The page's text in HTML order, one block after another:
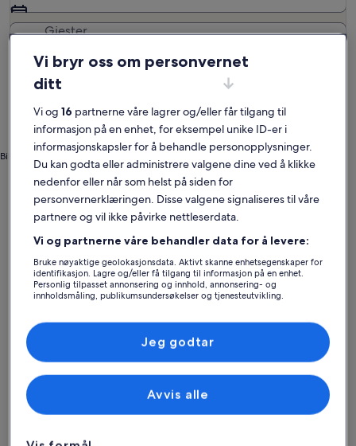
Bilde tatt av Visit Orlando
Gjester
Lorna Doone
Bobiler og campingvogner i Camping World Stadium
Camping World Stadium:
Utforsk bobiler og
campingvogner
Vi bryr oss om personvernet
ditt
Vi og 16 partnerne våre lagrer og/eller får tilgang til
informasjon på en enhet, for eksempel unike ID-er i
informasjonskapsler for å behandle personopplysninger.
Du kan godta eller administrere valgene dine ved å klikke
nedenfor eller når som helst på siden for
personvernerklæringen. Disse valgene signaliseres til våre
partnere og vil ikke påvirke nettleserdata.
Vi og partnerne våre behandler data for å levere:
Bruke nøyaktige geolokasjonsdata. Aktivt skanne enhetsegenskaper for
identifikasjon. Lagre og/eller få tilgang til informasjon på en enhet.
Personlig tilpasset annonsering og innhold, annonsering- og
innholdsmåling, publikumsundersøkelser og tjenesteutvikling.
Avvis alle
Jeg godtar